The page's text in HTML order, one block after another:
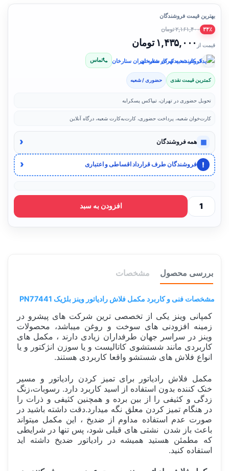
بهترین قیمت فروشندگان
۳۴٪ ۲,۱۶۱,۴۰۰ تومان
قیمت از ۱,۴۳۵,۰۰۰ تومان
فروشنده: یدک کار شعبه تهران ستارخان تماس
کمترین قیمت نقدی حضوری / شعبه
تحویل حضوری در تهران، تیپاکس پسکرایه
کارت‌خوان شعبه، پرداخت حضوری، کارت‌به‌کارت شعبه، درگاه آنلاین
▦ همه فروشندگان ‹
! فروشندگان طرف قرارداد اقساطی و اعتباری ‹
افزودن به سبد
بررسی محصول مشخصات
مشخصات فنی و کاربرد مکمل فلاش رادیاتور وینز بلژیک PN77441
کمپانی وینز یکی از تخصصی ترین شرکت های پیشرو در
زمینه افزودنی های سوخت و روغن میباشد، محصولات
وینز در سراسر جهان طرفداران زیادی دارند ، مکمل های
کاربردی مانند شستشوی کاتالیست و یا سوزن انژکتور و یا
انواع فلاش های شستشو واقعا کاربردی هستند.
مکمل فلاش رادیاتور برای تمیز کردن رادیاتور و مسیر
خنک کننده بدون استفاده از اسید کاربرد دارد. رسوبات،زنگ
زدگی و کثیفی را از بین برده و همچنین کثیفی و ذرات را
در هنگام تمیز کردن معلق نگه میدارد.دقت داشته باشید در
صورت عدم استفاده مداوم از ضدیخ ، این مکمل میتواند
باعث باز شدن نشتی های قبلی شود، پس تنها در شرایطی
که مطمئن هستید همیشه در رادیاتور ضدیخ داشته اید
استفاده کنید.